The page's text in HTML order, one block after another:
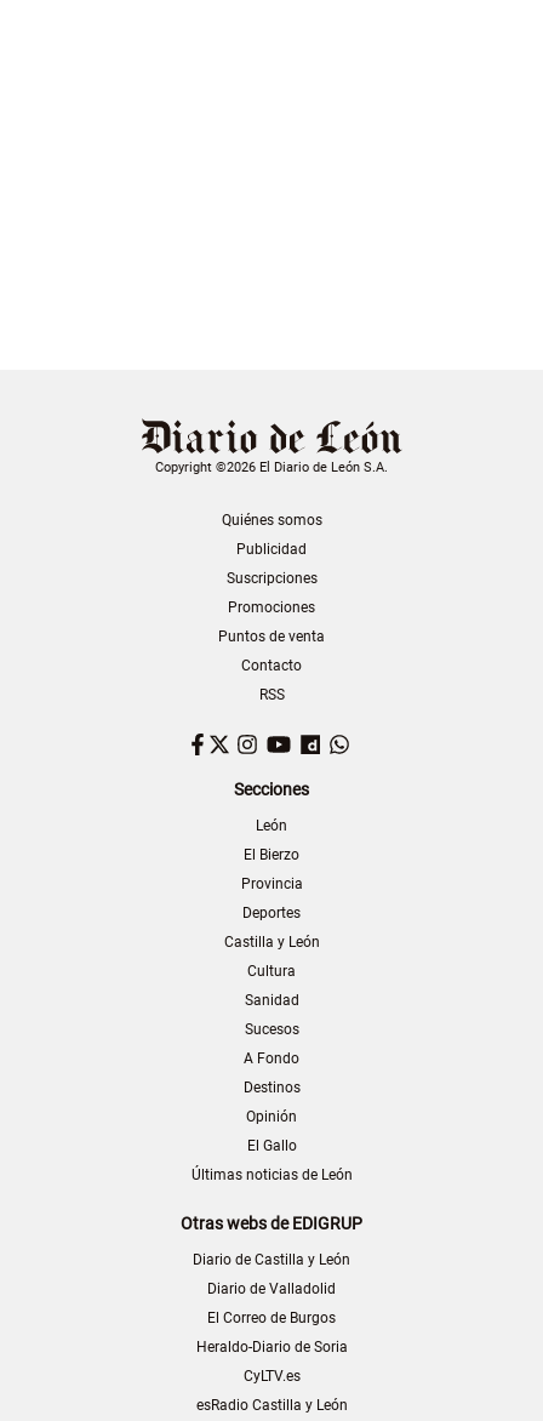
Copyright ©2026 El Diario de León S.A.
Quiénes somos
Publicidad
Suscripciones
Promociones
Puntos de venta
Contacto
RSS
Facebook
TwitterInstagram
YouTubeDailymotion
Secciones
León
El Bierzo
Provincia
Deportes
Castilla y León
Cultura
Sanidad
Sucesos
A Fondo
Destinos
Opinión
El Gallo
Últimas noticias de León
Otras webs de EDIGRUP
Diario de Castilla y León
Diario de Valladolid
El Correo de Burgos
Heraldo-Diario de Soria
CyLTV.es
esRadio Castilla y León